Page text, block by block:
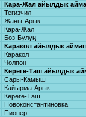
Кара-Жал айылдык
Тегизчил
Жаңы-Арык
Кара-Жал
Боз-Булуң
Каракол айылдык
Каракол
Чолпон
Кереге-Таш айылдык
Сары-Камыш
Кайырма-Арык
Кереге-Таш
Новоконстантиновка
Пионер